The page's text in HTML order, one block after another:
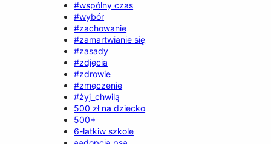
#wspólny czas
#wybór
#zachowanie
#zamartwianie się
#zasady
#zdjęcia
#zdrowie
#zmęczenie
#żyj_chwilą
500 zł na dziecko
500+
6-latkiw szkole